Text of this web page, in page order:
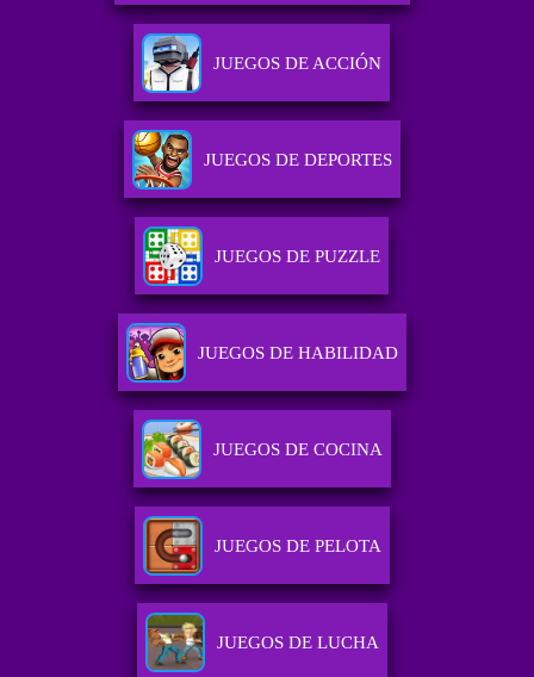
JUEGOS DE ACCIÓN
JUEGOS DE DEPORTES
JUEGOS DE PUZZLE
JUEGOS DE HABILIDAD
JUEGOS DE COCINA
JUEGOS DE PELOTA
JUEGOS DE LUCHA